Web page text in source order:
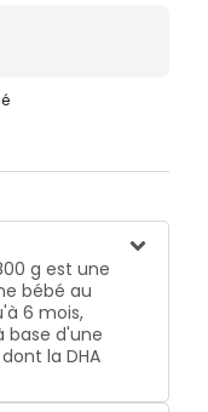
g est une
bébé au
6 mois,
base d'une
la DHA